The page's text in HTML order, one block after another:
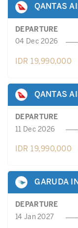
QANTAS
DEPARTURE
04 Dec 2026
IDR 19,990,000
QANTAS
DEPARTURE
11 Dec 2026
IDR 19,990,000
GARUDA
DEPARTURE
14 Jan 2027